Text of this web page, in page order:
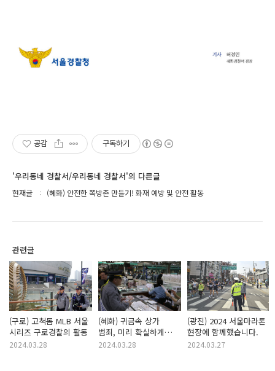
공감 구독하기
'우리동네 경찰서/우리동네 경찰서'의 다른글
현재글 (혜화) 안전한 쪽방촌 만들기! 화재 예방 및 안전 활동
관련글
(구로) 고척돔 MLB 서울
시리즈 구로경찰의 활동
2024.03.28
(혜화) 귀금속 상가
범죄, 미리 확실하게
예방하기
2024.03.28
(광진) 2024 서울마라톤
현장에 함께했습니다.
2024.03.27